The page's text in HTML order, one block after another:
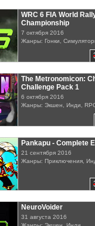
WRC 6 FIA World
Championship
7 октября 2016
Жанры: Гонки,
The Metronomicon:
Challenge Pack 1
6 октября 2016
Жанры: Экшен, Инди,
Pankapu - Complete
21 сентября 2016
Жанры: Приключения,
NeuroVoider
31 августа 2016